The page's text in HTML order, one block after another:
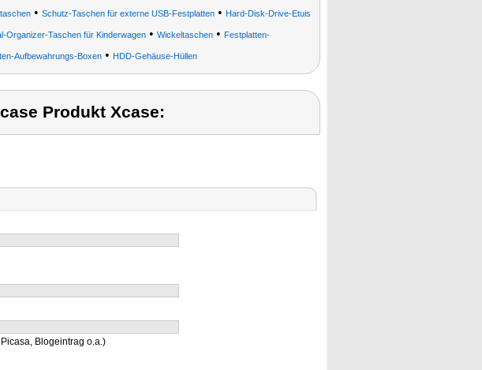
• Schutz-Taschen für externe USB-Festplatten• Hard-Disk-Drive-Etuis
Organizer-Taschen für Kinderwagen• Wickeltaschen• Festplatten-
Aufbewahrungs-Boxen• HDD-Gehäuse-Hüllen
Produkt Xcase:
Blogeintrag o.a.)